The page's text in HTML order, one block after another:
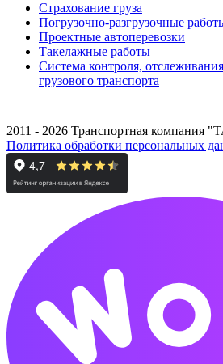
Страхование груза
Погрузочно-разгрузочные
Проектные автоперевозки
Такелажные работы
Система контроля,
грузового транспорта
2011 - 2026 Транспортная компания
Политика обработки персональных